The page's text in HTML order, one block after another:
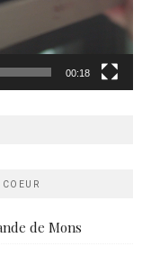
00:18
de Mons